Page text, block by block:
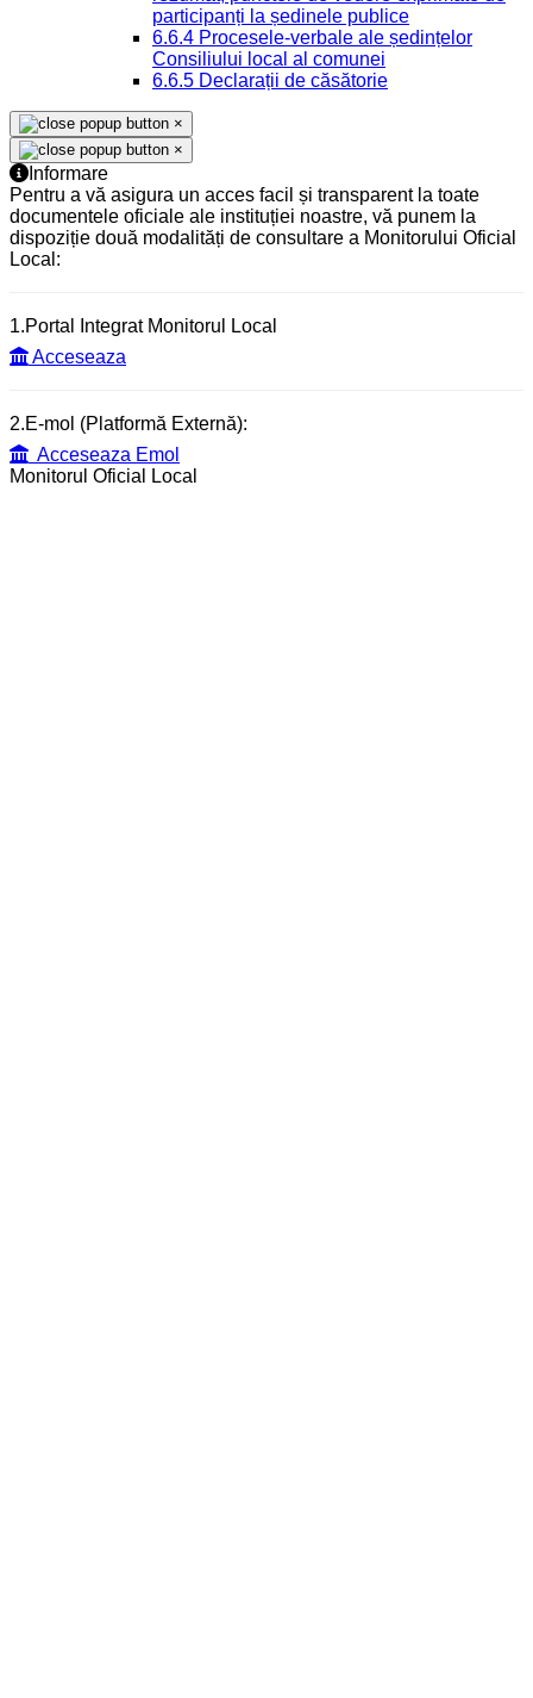
participanți la ședinele publice
6.6.4 Procesele-verbale ale ședințelor
Consiliului local al comunei
6.6.5 Declarații de căsătorie
×
×
Informare
Pentru a vă asigura un acces facil și transparent la toate
documentele oficiale ale instituției noastre, vă punem la
dispoziție două modalități de consultare a Monitorului Oficial
Local:
1.Portal Integrat Monitorul Local
Acceseaza
2.E-mol (Platformă Externă):
Acceseaza Emol
Monitorul Oficial Local